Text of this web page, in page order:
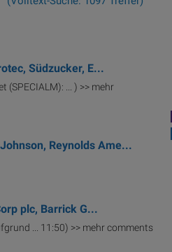
Südzucker, E...
(SPECIALM): ... ) >> mehr
Reynolds Ame...
plc, Barrick G...
... 11:50) >> mehr comments